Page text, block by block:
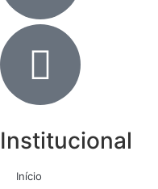
Institucional
Início